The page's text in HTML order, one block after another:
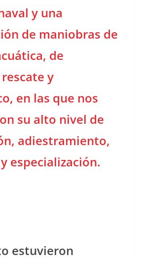
y una
de maniobras de
de
y
en las que nos
su alto nivel de
adiestramiento,
especialización.
estuvieron